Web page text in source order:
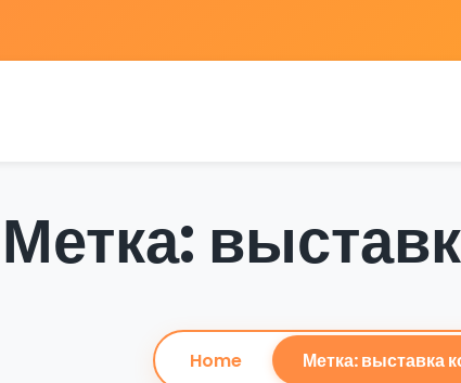
Метка:
Home Метка: выставка